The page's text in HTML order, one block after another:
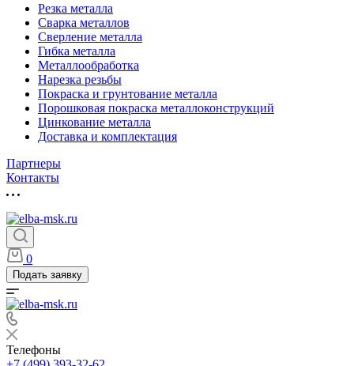
Резка металла
Сварка металлов
Сверление металла
Гибка металла
Металлообработка
Нарезка резьбы
Покраска и грунтование металла
Порошковая покраска металлоконструкций
Цинкование металла
Доставка и комплектация
Партнеры
Контакты
0
Подать заявку
Телефоны